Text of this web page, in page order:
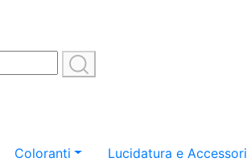
Coloranti Lucidatura e Accessori